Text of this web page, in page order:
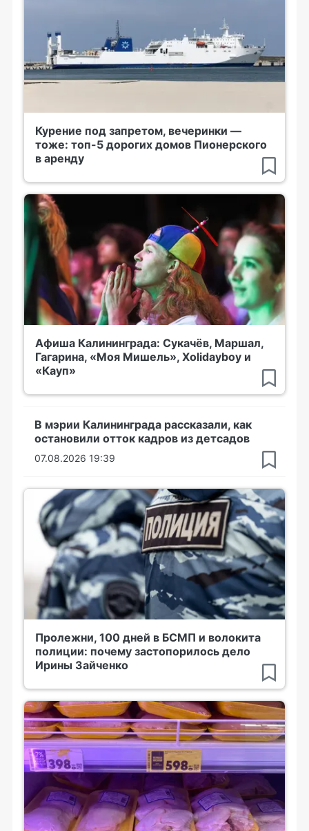
Курение под запретом, вечеринки —
тоже: топ-5 дорогих домов Пионерского
в аренду
Афиша Калининграда: Сукачёв, Маршал,
Гагарина, «Моя Мишель», Xolidayboy и
«Кауп»
В мэрии Калининграда рассказали, как
остановили отток кадров из детсадов
07.08.2026 19:39
Пролежни, 100 дней в БСМП и волокита
полиции: почему застопорилось дело
Ирины Зайченко